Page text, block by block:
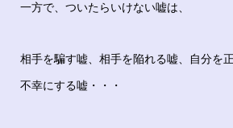
一方で、ついたらいけない嘘は、
相手を騙す嘘、相手を陥れる嘘、自分を
不幸にする嘘・・・